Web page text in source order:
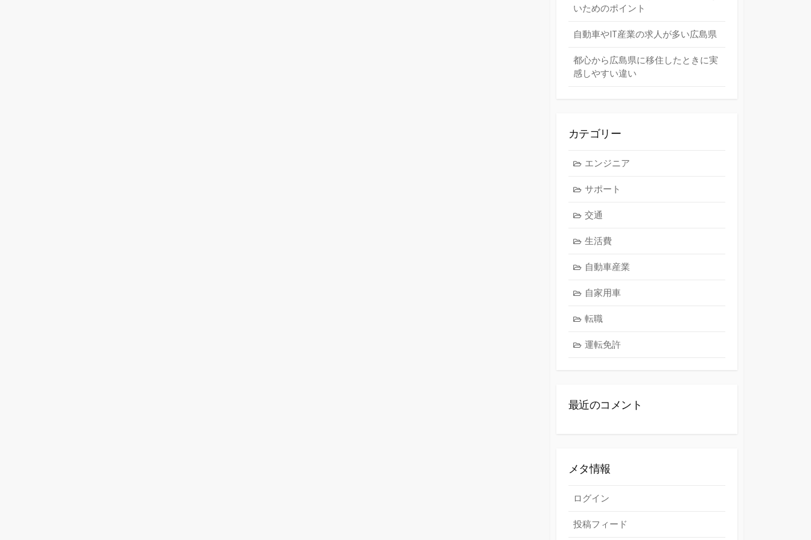
いためのポイント
自動車やIT産業の求人が多い広島県
都心から広島県に移住したときに実
感しやすい違い
カテゴリー
エンジニア
サポート
交通
生活費
自動車産業
自家用車
転職
運転免許
最近のコメント
メタ情報
ログイン
投稿フィード